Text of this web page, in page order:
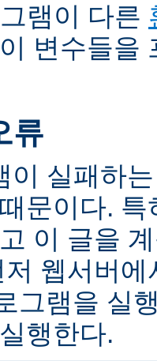
램이 다른
변수들을
류
이 실패하
문이다.
이 글을
웹서버
그램을 실
행한다.